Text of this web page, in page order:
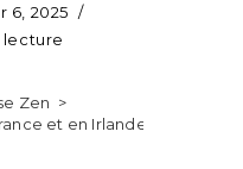
6, 2025
lecture
Zen >
et en Irlande